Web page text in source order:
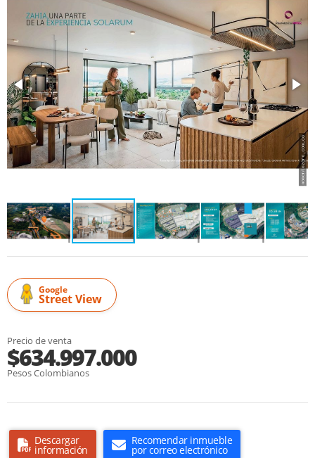
Google
Street View
Precio de venta
$634.997.000
Pesos Colombianos
Descargar
información
Recomendar inmueble
por correo electrónico